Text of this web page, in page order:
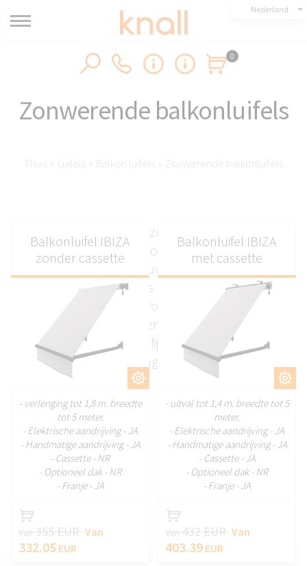
Nederland
0
Zonwerende balkonluifels
Thuis › Luifels › Balkon luifels › Zonwerende balkonluifels
De op maat gemaakte zonwering voor balkons
van Knall is ontworpen om zonlicht te reguleren
en comfortabele schaduwplekken te creëren. Ze
beschermen balkons tegen intense zon en
verbeteren de leefomstandigheden in
aangrenzende kamers. De combinatie van
functionaliteit en een verfijnde uitstraling maakt ze
een praktische aanvulling op moderne woningen.
Balkonluifel IBIZA
zonder cassette
- verlenging tot 1,8 m. breedte
tot 5 meter.
- Elektrische aandrijving - JA
- Handmatige aandrijving - JA
- Cassette - NR
- Optioneel dak - NR
- Franje - JA
Van355 EUR Van
332.05 EUR
Balkonluifel IBIZA
met cassette
- uitval tot 1,4 m. breedte tot 5
meter.
- Elektrische aandrijving - JA
- Handmatige aandrijving - JA
- Cassette - JA
- Optioneel dak - NR
- Franje - JA
Van432 EUR Van
403.39 EUR